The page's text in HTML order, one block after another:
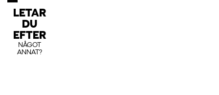
LETAR
DU
EFTER
NÅGOT
ANNAT?